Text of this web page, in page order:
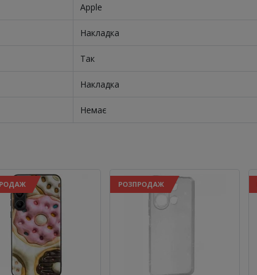
Apple
Накладка
Так
Накладка
Немає
РОЗПРОДАЖ